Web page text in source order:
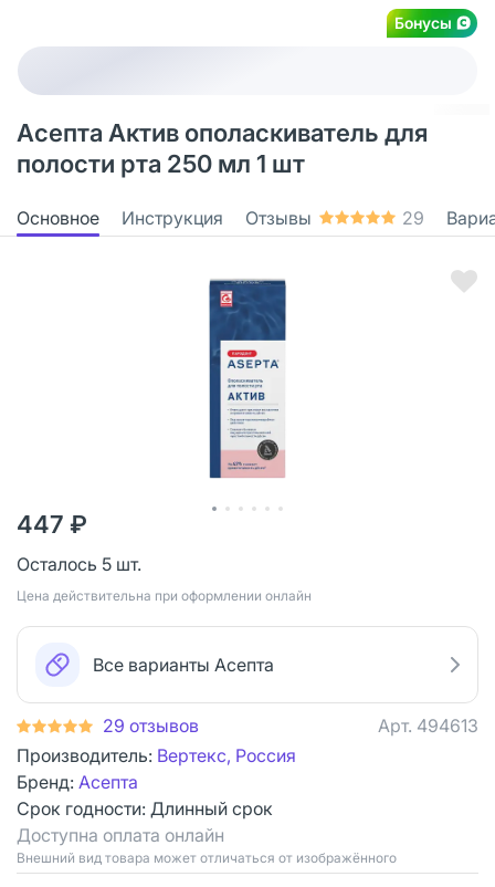
Бонусы
Асепта Актив ополаскиватель для
полости рта 250 мл 1 шт
Основное Инструкция Отзывы 29
447 ₽
Осталось 5 шт.
Цена действительна при оформлении онлайн
Все варианты Асепта
29 отзывов Арт. 494613
Производитель: Вертекс, Россия
Бренд: Асепта
Срок годности: Длинный срок
Доступна оплата онлайн
Bнешний вид товара может отличаться от изображённого